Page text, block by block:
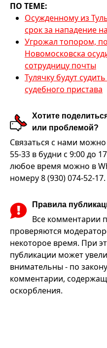
ПО ТЕМЕ:
Осужденному из
срок за нападение
Угрожал топором,
Новомосковска
сотрудницу почты
Тулячку будут
судебного пристава
Хотите
или проблемой?
Связаться с нами
55-33 в будни с 9:00 до
любое время можно в
номеру 8 (930) 074-52-17.
Правила
Все комментарии
проверяются
некоторое время. При
публикации может
внимательны - по
комментарии,
оскорбления.